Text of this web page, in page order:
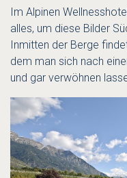
Im Alpinen
alles, um diese Bilder
Inmitten der Berge
dem man sich nach
und gar verwöhnen